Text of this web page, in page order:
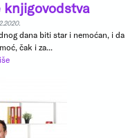
dana biti star i nemoćan, i da
čak i za...